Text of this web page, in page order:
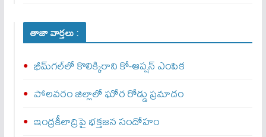
తాజా వార్తలు :
భీమ్‌గల్‌లో కొలిక్కిరాని కో-ఆప్షన్‌ ఎంపిక
పోలవరం జిల్లాలో ఘోర రోడ్డు ప్రమాదం
ఇంద్రకీలాద్రిపై భక్తజన సందోహం